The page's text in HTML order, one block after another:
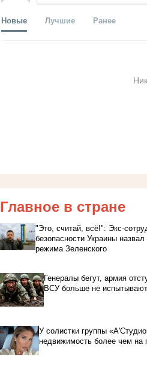
Новые Лучшие Ранее
Главное в стране
"Это, считай, всё!": Экс-
безопасности Украины
режима Зеленского
Генералы бегут, армия
ВСУ больше не
У солистки группы
недвижимость более чем на